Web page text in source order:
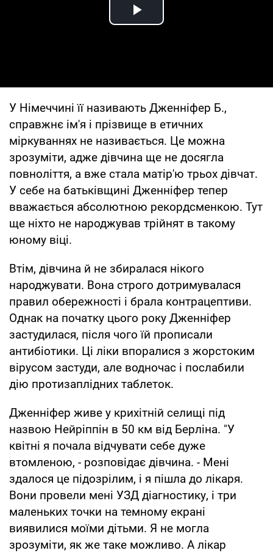
Play Video
У Німеччині її називають Дженніфер Б.,
справжнє ім'я і прізвище в етичних
міркуваннях не називається. Це можна
зрозуміти, адже дівчина ще не досягла
повноліття, а вже стала матір'ю трьох дівчат.
У себе на батьківщині Дженніфер тепер
вважається абсолютною рекордсменкою. Тут
ще ніхто не народжував трійнят в такому
юному віці.
Втім, дівчина й не збиралася нікого
народжувати. Вона строго дотримувалася
правил обережності і брала контрацептиви.
Однак на початку цього року Дженніфер
застудилася, після чого їй прописали
антибіотики. Ці ліки впоралися з жорстоким
вірусом застуди, але водночас і послабили
дію протизаплідних таблеток.
Дженніфер живе у крихітній селищі під
назвою Нейріппін в 50 км від Берліна. "У
квітні я почала відчувати себе дуже
втомленою, - розповідає дівчина. - Мені
здалося це підозрілим, і я пішла до лікаря.
Вони провели мені УЗД діагностику, і три
маленьких точки на темному екрані
виявилися моїми дітьми. Я не могла
зрозуміти, як же таке можливо. А лікар